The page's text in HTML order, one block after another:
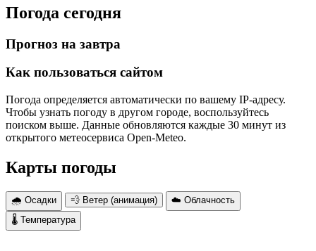
Погода сегодня
Прогноз на завтра
Как пользоваться сайтом
Погода определяется автоматически по вашему IP-адресу.
Чтобы узнать погоду в другом городе, воспользуйтесь
поиском выше. Данные обновляются каждые 30 минут из
открытого метеосервиса Open-Meteo.
Карты погоды
🌧 Осадки 💨 Ветер (анимация)
☁️ Облачность
🌡 Температура